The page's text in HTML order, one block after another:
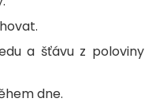
a šťávu z poloviny
dne.